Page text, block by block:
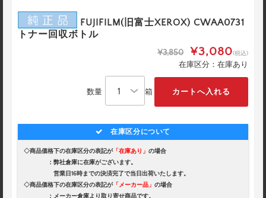
FUJIFILM(旧富士XEROX) CWAA0731
トナー回収ボトル
¥3,850 ¥3,080(税込)
在庫区分：在庫あり
数量 箱
在庫区分について
◇商品価格下の在庫区分の表記が「在庫あり」 の場合
：弊社倉庫に在庫がございます。
営業日16時までの決済完了で当日出荷いたします。
◇商品価格下の在庫区分の表記が「メーカー品」 の場合
：メーカー倉庫より取り寄せ商品です。